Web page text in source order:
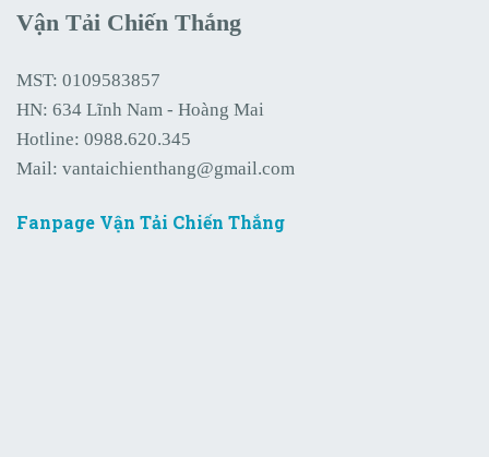
Vận Tải Chiến Thắng
MST: 0109583857
HN: 634 Lĩnh Nam - Hoàng Mai
Hotline: 0988.620.345
Mail: vantaichienthang@gmail.com
Fanpage Vận Tải Chiến Thắng